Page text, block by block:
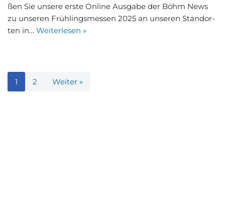
ßen Sie unse­re ers­te Online Aus­ga­be der Böhm News
zu unse­ren Früh­lings­mes­sen 2025 an unse­ren Stand­or­
ten in… Wei­ter­le­sen »
1 2 Weiter »